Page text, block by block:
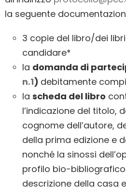
la seguente
3 copie del libro/dei
candidare*
la domanda di
n.1) debitamente
la scheda del libro
l’indicazione del titolo,
cognome dell’autore,
della prima edizione e
nonché la sinossi
profilo bio-bibliografico
descrizione della casa